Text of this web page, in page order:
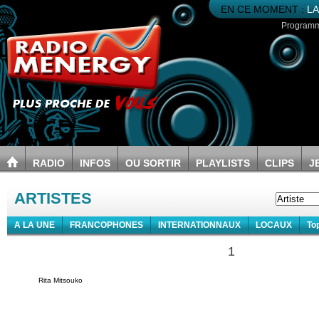
EN CE MOMENT :
RADIO INFOS OU SORTIR PLAYLISTS CLIPS
ARTISTES
A LA UNE FRANCOPHONES INTERNATIONNAUX LOCAUX
1
Rita Mitsouko